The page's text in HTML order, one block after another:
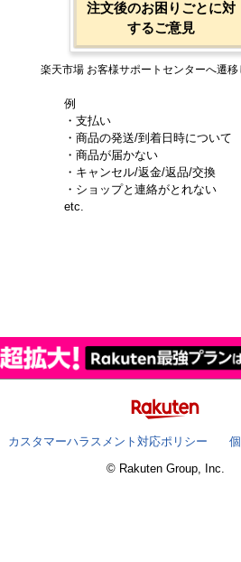
注文後のお困りごとに対
するご意見
楽天市場 お客様サポートセンターへ遷移
例
・支払い
・商品の発送/到着日時について
・商品が届かない
・キャンセル/返金/返品/交換
・ショップと連絡がとれない
etc.
カスタマーハラスメント対応ポリシー
© Rakuten Group, Inc.